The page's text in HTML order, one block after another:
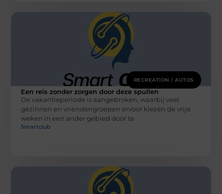
RECREATION / AUTOS
Een reis zonder zorgen door deze spullen
De vakantieperiode is aangebroken, waarbij veel
gezinnen en vriendengroepen ervoor kiezen de vrije
weken in een ander gebied door te
Smartclub